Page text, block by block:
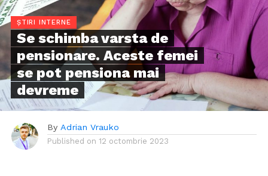
ȘTIRI INTERNE
Se schimba varsta de
pensionare. Aceste femei
se pot pensiona mai
devreme
By Adrian Vrauko
Published on 12 octombrie 2023